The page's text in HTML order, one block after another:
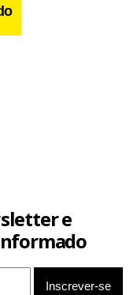
em Shahraban,
Essa é a
e